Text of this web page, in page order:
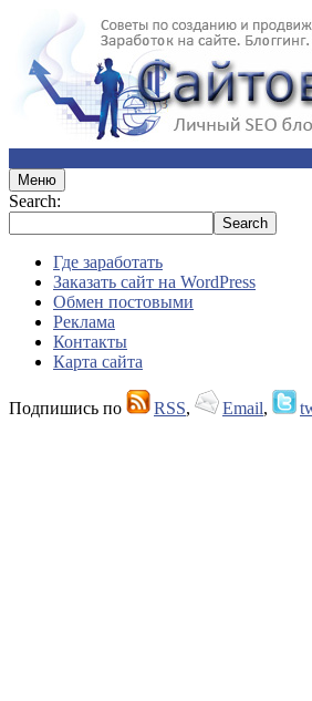
Меню
Search:
Где заработать
Заказать сайт на WordPress
Обмен постовыми
Реклама
Контакты
Карта сайта
Подпишись по RSS, Email,